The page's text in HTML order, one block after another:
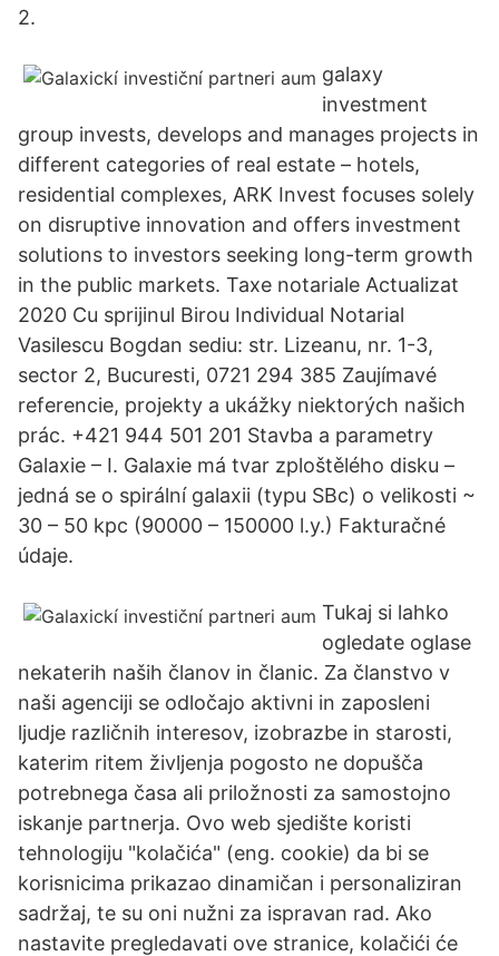
2.
galaxy
investment
group invests, develops and manages projects in
different categories of real estate – hotels,
residential complexes, ARK Invest focuses solely
on disruptive innovation and offers investment
solutions to investors seeking long-term growth
in the public markets. Taxe notariale Actualizat
2020 Cu sprijinul Birou Individual Notarial
Vasilescu Bogdan sediu: str. Lizeanu, nr. 1-3,
sector 2, Bucuresti, 0721 294 385 Zaujímavé
referencie, projekty a ukážky niektorých našich
prác. +421 944 501 201 Stavba a parametry
Galaxie – I. Galaxie má tvar zploštělého disku –
jedná se o spirální galaxii (typu SBc) o velikosti ~
30 – 50 kpc (90000 – 150000 l.y.) Fakturačné
údaje.
Tukaj si lahko
ogledate oglase
nekaterih naših članov in članic. Za članstvo v
naši agenciji se odločajo aktivni in zaposleni
ljudje različnih interesov, izobrazbe in starosti,
katerim ritem življenja pogosto ne dopušča
potrebnega časa ali priložnosti za samostojno
iskanje partnerja. Ovo web sjedište koristi
tehnologiju "kolačića" (eng. cookie) da bi se
korisnicima prikazao dinamičan i personaliziran
sadržaj, te su oni nužni za ispravan rad. Ako
nastavite pregledavati ove stranice, kolačići će